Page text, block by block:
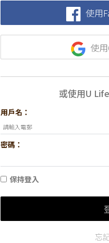
使用
使
或使用U
用戶名：
密碼：
保持登入
忘